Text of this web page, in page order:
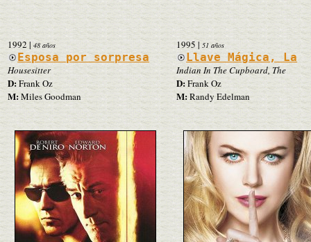
1992 | 48 años
Esposa por sorpresa
Housesitter
D:Frank Oz
M: Miles Goodman
1995 | 51 años
Llave Mágica, La
Indian In The Cupboard, The
D:Frank Oz
M:Randy Edelman